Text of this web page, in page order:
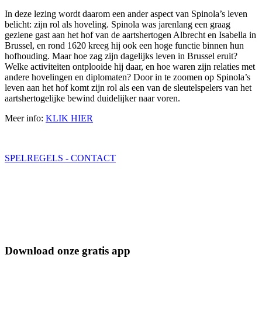
In deze lezing wordt daarom een ander aspect van Spinola’s leven
belicht: zijn rol als hoveling. Spinola was jarenlang een graag
geziene gast aan het hof van de aartshertogen Albrecht en Isabella in
Brussel, en rond 1620 kreeg hij ook een hoge functie binnen hun
hofhouding. Maar hoe zag zijn dagelijks leven in Brussel eruit?
Welke activiteiten ontplooide hij daar, en hoe waren zijn relaties met
andere hovelingen en diplomaten? Door in te zoomen op Spinola’s
leven aan het hof komt zijn rol als een van de sleutelspelers van het
aartshertogelijke bewind duidelijker naar voren.
Meer info: KLIK HIER
SPELREGELS - CONTACT
Download onze gratis app